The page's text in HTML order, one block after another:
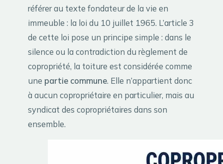
référer au texte fondateur de la vie en
immeuble : la loi du 10 juillet 1965. L’article 3
de cette loi pose un principe simple : dans le
silence ou la contradiction du règlement de
copropriété, la toiture est considérée comme
une partie commune. Elle n’appartient donc
à aucun copropriétaire en particulier, mais au
syndicat des copropriétaires dans son
ensemble.